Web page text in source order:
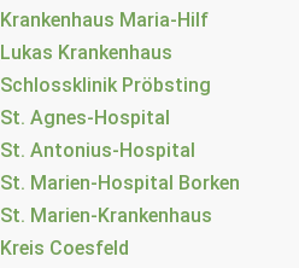
Krankenhaus Maria-Hilf
Lukas Krankenhaus
Schlossklinik Pröbsting
St. Agnes-Hospital
St. Antonius-Hospital
St. Marien-Hospital Borken
St. Marien-Krankenhaus
Kreis Coesfeld